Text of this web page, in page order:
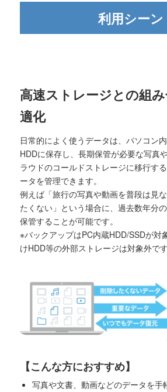
利用シーン
高速ストレージとの組
適化
日常的によく使うデータは、パソコン
HDDに保存し、長期保管が必要な写真
ラウドのコールドストレージに移行す
ータを管理できます。
例えば「旅行の写真や動画を普段は見
たくない」という場合に、過去数年分
保管することが可能です。
※バックアップはPC内蔵HDD/SSDが対
けHDD等の外部ストレージは対象外です
【こんな方におすすめ】
写真や文書、動画などのデータを手